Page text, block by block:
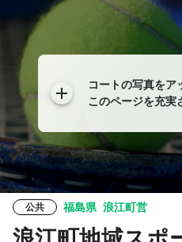
コートの写真をア
このページを充実
公共 福島県 浪江町営